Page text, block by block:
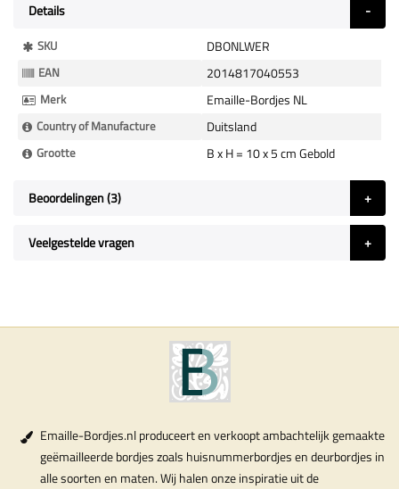
Details
Meer
Informatie
SKU DBONLWER
EAN 2014817040553
Merk Emaille-Bordjes NL
Country of Manufacture Duitsland
Grootte B x H = 10 x 5 cm Gebold
Beoordelingen 3
Veelgestelde vragen
Emaille-Bordjes.nl produceert en verkoopt ambachtelijk gemaakte
geëmailleerde bordjes zoals huisnummerbordjes en deurbordjes in
alle soorten en maten. Wij halen onze inspiratie uit de